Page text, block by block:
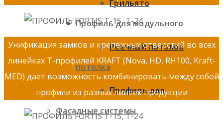
Профиль для модульного
потолка
Фасадные системы
Грильято
Реечный потолок
Профиль для
Унификация замков и крепежных отверстий во всех
линейках Т-профилей KRAFT (Nova, HD, RH100, Kraft-
MED) дает возможность комбинировать между собой
профили из разных линеек продукции